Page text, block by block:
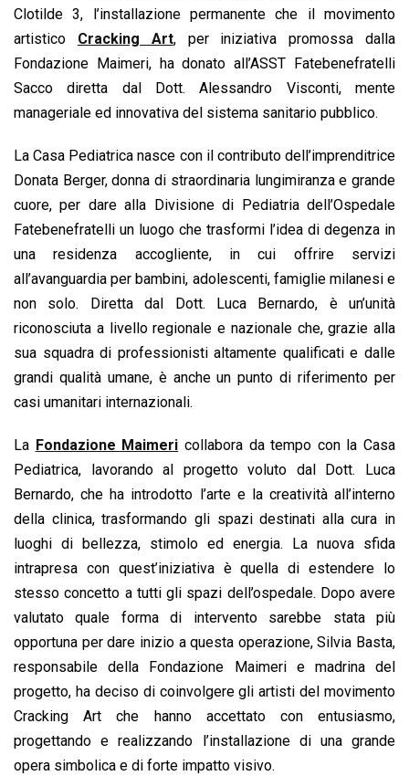
o
o
k
A
p
p
d
I
n
d
s
i
n
Clotilde 3, l’installazione permanente che il movimento
artistico Cracking Art, per iniziativa promossa dalla
Fondazione Maimeri, ha donato all’ASST Fatebenefratelli
Sacco diretta dal Dott. Alessandro Visconti, mente
manageriale ed innovativa del sistema sanitario pubblico.
La Casa Pediatrica nasce con il contributo dell’imprenditrice
Donata Berger, donna di straordinaria lungimiranza e grande
cuore, per dare alla Divisione di Pediatria dell’Ospedale
Fatebenefratelli un luogo che trasformi l’idea di degenza in
una residenza accogliente, in cui offrire servizi
all’avanguardia per bambini, adolescenti, famiglie milanesi e
non solo. Diretta dal Dott. Luca Bernardo, è un’unità
riconosciuta a livello regionale e nazionale che, grazie alla
sua squadra di professionisti altamente qualificati e dalle
grandi qualità umane, è anche un punto di riferimento per
casi umanitari internazionali.
La Fondazione Maimeri collabora da tempo con la Casa
Pediatrica, lavorando al progetto voluto dal Dott. Luca
Bernardo, che ha introdotto l’arte e la creatività all’interno
della clinica, trasformando gli spazi destinati alla cura in
luoghi di bellezza, stimolo ed energia. La nuova sfida
intrapresa con quest’iniziativa è quella di estendere lo
stesso concetto a tutti gli spazi dell’ospedale. Dopo avere
valutato quale forma di intervento sarebbe stata più
opportuna per dare inizio a questa operazione, Silvia Basta,
responsabile della Fondazione Maimeri e madrina del
progetto, ha deciso di coinvolgere gli artisti del movimento
Cracking Art che hanno accettato con entusiasmo,
progettando e realizzando l’installazione di una grande
opera simbolica e di forte impatto visivo.